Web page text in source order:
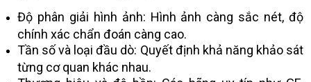
Độ phân giải hình ảnh: Hình ảnh càng sắc nét, độ
chính xác chẩn đoán càng cao.
Tần số và loại đầu dò: Quyết định khả năng khảo sát
từng cơ quan khác nhau.